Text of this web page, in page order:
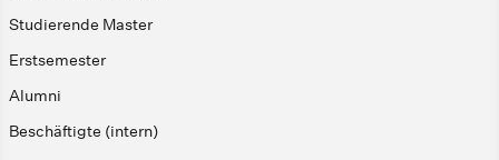
Studierende Master
Erstsemester
Alumni
Beschäftigte (intern)